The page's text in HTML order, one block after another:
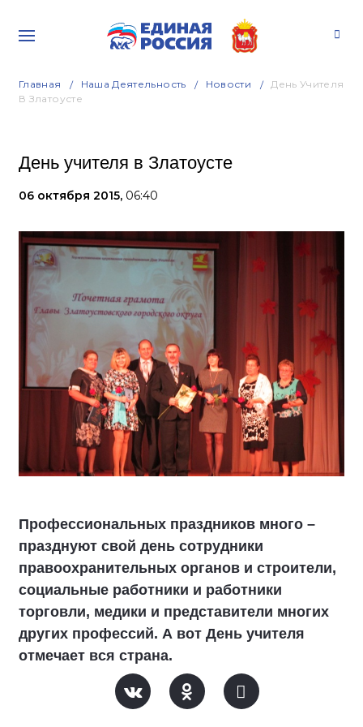
Главная Наша Деятельность Новости
День Учителя
В Златоусте
День учителя в Златоусте
06 октября 2015, 06:40
Профессиональных праздников много –
празднуют свой день сотрудники
правоохранительных органов и строители,
социальные работники и работники
торговли, медики и представители многих
других профессий. А вот День учителя
отмечает вся страна.